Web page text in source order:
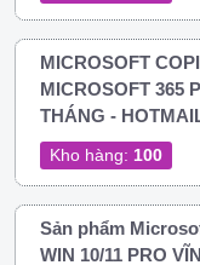
MICROSOFT
MICROSOFT 365
THÁNG -
Kho hàng: 100
Sản phẩm
WIN 10/11 PRO